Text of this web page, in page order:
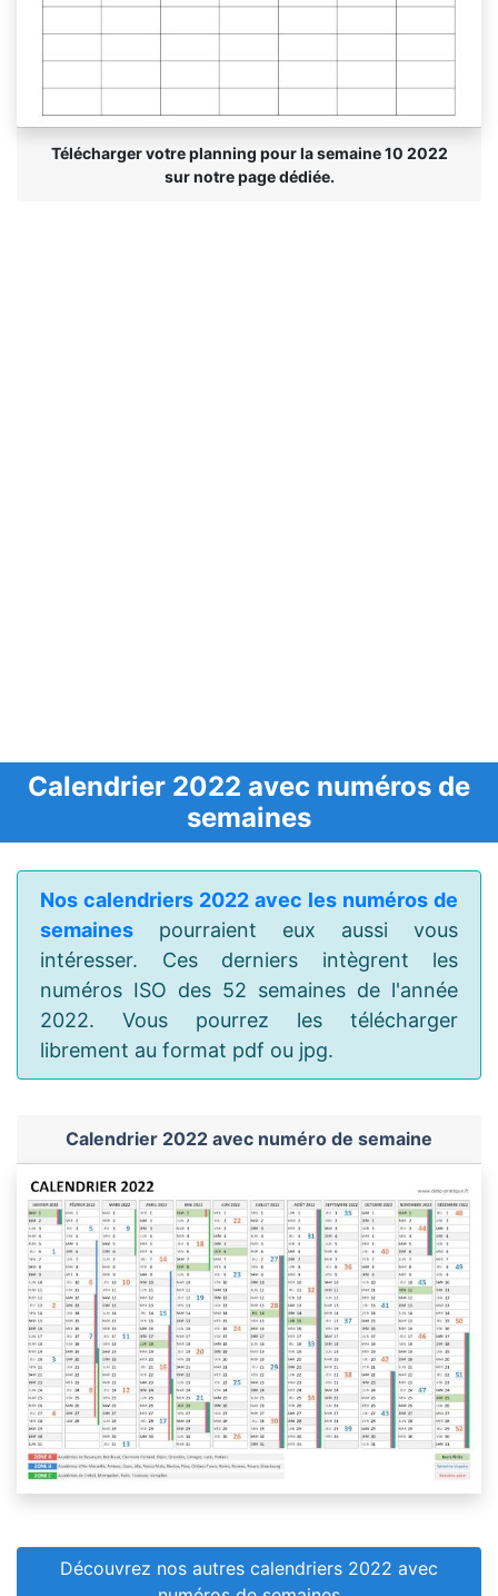
Télécharger votre planning pour la semaine 10 2022
sur notre page dédiée.
Calendrier 2022 avec numéros de
semaines
Nos calendriers 2022 avec les numéros de
semaines pourraient eux aussi vous
intéresser. Ces derniers intègrent les
numéros ISO des 52 semaines de l'année
2022. Vous pourrez les télécharger
librement au format pdf ou jpg.
Calendrier 2022 avec numéro de semaine
Découvrez nos autres calendriers 2022 avec